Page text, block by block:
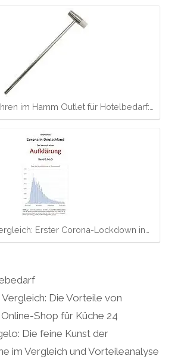
im Hamm Outlet für Hotelbedarf:…
Erster Corona-Lockdown in…
Vergleich: Die Vorteile von
Shop für Küche 24
Die feine Kunst der
im Vergleich und Vorteileanalyse